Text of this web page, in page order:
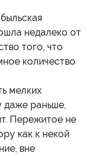
недалеко от
того, что
количество
мелких
даже раньше,
Пережитое не
как к некой
вне